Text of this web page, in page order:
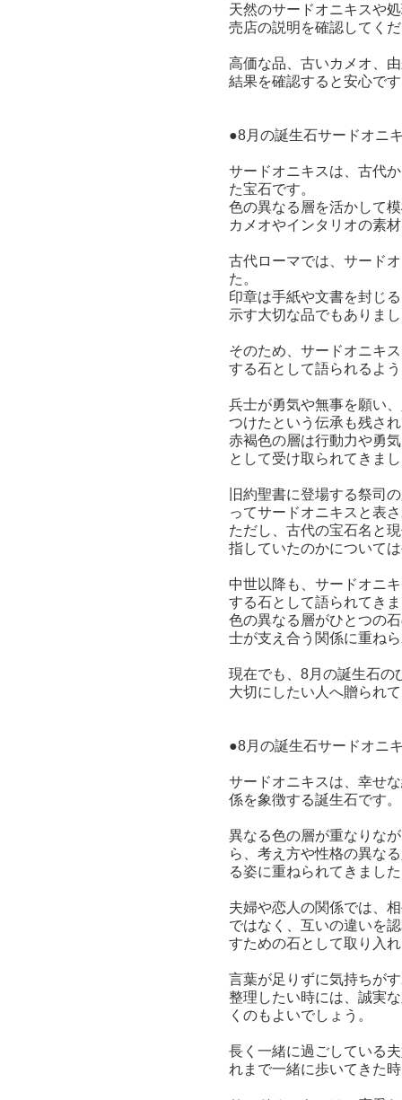
天然のサードオニキスや
売店の説明を確認してく
高価な品、古いカメオ、
結果を確認すると安心で
●8月の誕生石サードオニ
サードオニキスは、古代
た宝石です。
色の異なる層を活かして
カメオやインタリオの素
古代ローマでは、サード
た。
印章は手紙や文書を封じ
示す大切な品でもありま
そのため、サードオニキ
する石として語られるよ
兵士が勇気や無事を願い
つけたという伝承も残さ
赤褐色の層は行動力や勇
として受け取られてきま
旧約聖書に登場する祭司
ってサードオニキスと表
ただし、古代の宝石名と
指していたのかについて
中世以降も、サードオニ
する石として語られてき
色の異なる層がひとつの
士が支え合う関係に重ね
現在でも、8月の誕生石の
大切にしたい人へ贈られ
●8月の誕生石サードオニ
サードオニキスは、幸せ
係を象徴する誕生石です。
異なる色の層が重なりな
ら、考え方や性格の異な
る姿に重ねられてきまし
夫婦や恋人の関係では、
ではなく、互いの違いを
すための石として取り入
言葉が足りずに気持ちが
整理したい時には、誠実
くのもよいでしょう。
長く一緒に過ごしている
れまで一緒に歩いてきた